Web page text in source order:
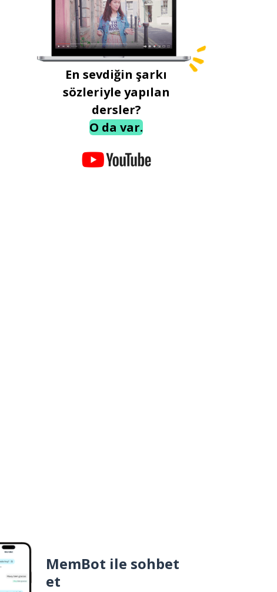
En sevdiğin şarkı
sözleriyle yapılan
dersler?
O da var.
MemBot ile sohbet
et